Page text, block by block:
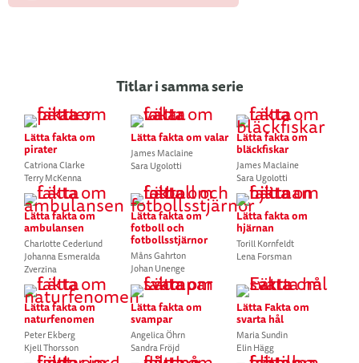
Titlar i samma serie
Lätta fakta om
pirater
Catriona Clarke
Terry McKenna
Lätta fakta om valar
James Maclaine
Sara Ugolotti
Lätta fakta om
bläckfiskar
James Maclaine
Sara Ugolotti
Lätta fakta om
ambulansen
Charlotte Cederlund
Johanna Esmeralda
Zverzina
Lätta fakta om
fotboll och
fotbollsstjärnor
Måns Gahrton
Johan Unenge
Lätta fakta om
hjärnan
Torill Kornfeldt
Lena Forsman
Lätta fakta om
naturfenomen
Peter Ekberg
Kjell Thorsson
Lätta fakta om
svampar
Angelica Öhrn
Sandra Fröjd
Lätta Fakta om
svarta hål
Maria Sundin
Elin Hägg